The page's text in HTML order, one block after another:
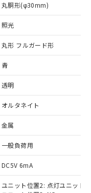
丸胴形(φ30mm)
照光
丸形 フルガード形
青
透明
オルタネイト
金属
一般負荷用
DC5V 6mA
ユニット位置2: 点灯ユニット